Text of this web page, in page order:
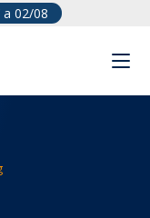
02/08